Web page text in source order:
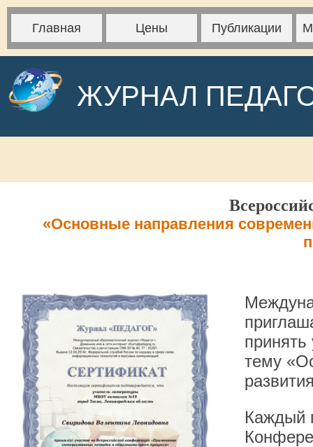
Главная Цены Публикации
ЖУРНАЛ
«Основные направления
тему
Каждый